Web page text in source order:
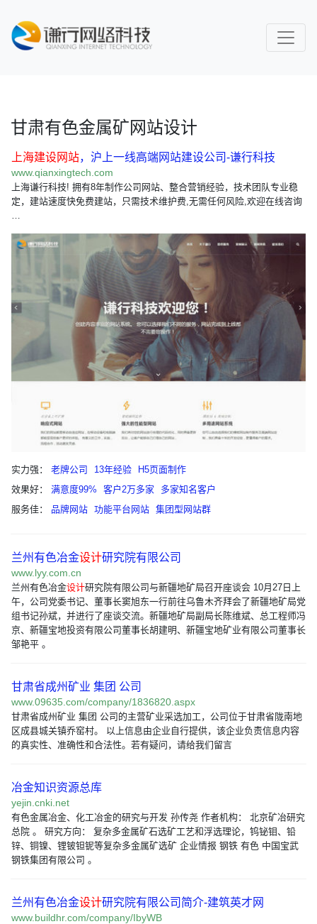
甘肃有色金属矿网站设计
上海建设网站，沪上一线高端网站建设公司-谦行科技
www.qianxingtech.com
上海谦行科技! 拥有8年制作公司网站、整合营销经验，技术团队专业稳
定，建站速度快免费建站，只需技术维护费,无需任何风险,欢迎在线咨询
…
实力强： 老牌公司 13年经验
H5页面制作
效果好：
满意度99% 客户2万多家
多家知名客户
服务佳：
品牌网站 功能平台网站 集团型网站群
兰州有色冶金设计研究院有限公司
www.lyy.com.cn
兰州有色冶金设计研究院有限公司与新疆地矿局召开座谈会 10月27日上
午，公司党委书记、董事长窦旭东一行前往乌鲁木齐拜会了新疆地矿局党
组书记孙斌，并进行了座谈交流。新疆地矿局副局长陈维斌、总工程师冯
京、新疆宝地投资有限公司董事长胡建明、新疆宝地矿业有限公司董事长
邹艳平 。
甘肃省成州矿业 集团 公司
www.09635.com/company/1836820.aspx
甘肃省成州矿业 集团 公司的主营矿业采选加工，公司位于甘肃省陇南地
区成县城关镇乔窑村。 以上信息由企业自行提供，该企业负责信息内容
的真实性、准确性和合法性。若有疑问，请给我们留言
冶金知识资源总库
yejin.cnki.net
有色金属冶金、化工冶金的研究与开发 孙传尧 作者机构： 北京矿冶研究
总院 。 研究方向： 复杂多金属矿石选矿工艺和浮选理论，钨铋钼、铅
锌、铜镍、锂铍钽铌等复杂多金属矿选矿 企业情报 钢铁 有色 中国宝武
钢铁集团有限公司 。
兰州有色冶金设计研究院有限公司简介-建筑英才网
www.buildhr.com/company/IbyWB